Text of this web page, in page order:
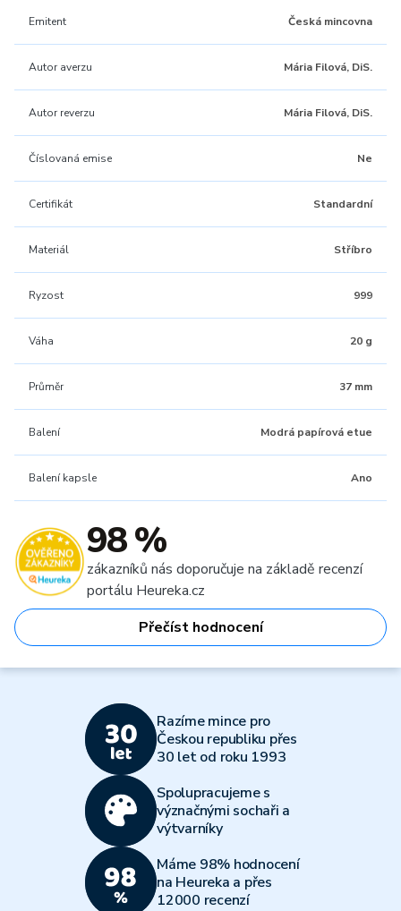
Emitent Česká mincovna
Autor averzu Mária Filová, DiS.
Autor reverzu Mária Filová, DiS.
Číslovaná emise Ne
Certifikát Standardní
Materiál Stříbro
Ryzost 999
Váha 20 g
Průměr 37 mm
Balení Modrá papírová etue
Balení kapsle Ano
98 %
zákazníků nás doporučuje na základě recenzí
portálu Heureka.cz
Přečíst hodnocení
Razíme mince pro
Českou republiku přes
30 let od roku 1993
Spolupracujeme s
význačnými sochaři a
výtvarníky
Máme 98% hodnocení
na Heureka a přes
12000 recenzí